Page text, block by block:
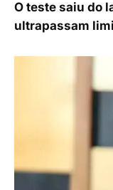
O teste saiu do
ultrapassam